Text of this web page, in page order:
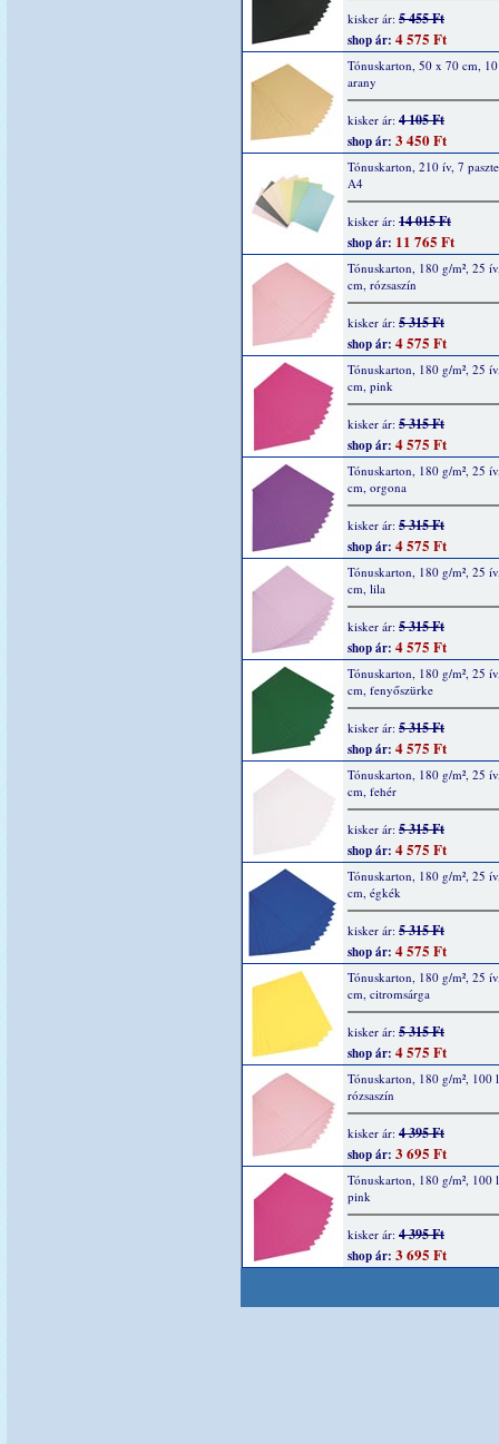
kisker ár: 5 455 Ft
shop ár: 4 575 Ft
Tónuskarton, 50 x 70 cm,
arany
kisker ár: 4 105 Ft
shop ár: 3 450 Ft
Tónuskarton, 210 ív, 7
A4
kisker ár: 14 015 Ft
shop ár: 11 765 Ft
Tónuskarton, 180 g/m², 25
cm, rózsaszín
kisker ár: 5 315 Ft
shop ár: 4 575 Ft
Tónuskarton, 180 g/m², 25
cm, pink
kisker ár: 5 315 Ft
shop ár: 4 575 Ft
Tónuskarton, 180 g/m², 25
cm, orgona
kisker ár: 5 315 Ft
shop ár: 4 575 Ft
Tónuskarton, 180 g/m², 25
cm, lila
kisker ár: 5 315 Ft
shop ár: 4 575 Ft
Tónuskarton, 180 g/m², 25
cm, fenyőszürke
kisker ár: 5 315 Ft
shop ár: 4 575 Ft
Tónuskarton, 180 g/m², 25
cm, fehér
kisker ár: 5 315 Ft
shop ár: 4 575 Ft
Tónuskarton, 180 g/m², 25
cm, égkék
kisker ár: 5 315 Ft
shop ár: 4 575 Ft
Tónuskarton, 180 g/m², 25
cm, citromsárga
kisker ár: 5 315 Ft
shop ár: 4 575 Ft
Tónuskarton, 180 g/m², 100
rózsaszín
kisker ár: 4 395 Ft
shop ár: 3 695 Ft
Tónuskarton, 180 g/m², 100
pink
kisker ár: 4 395 Ft
shop ár: 3 695 Ft